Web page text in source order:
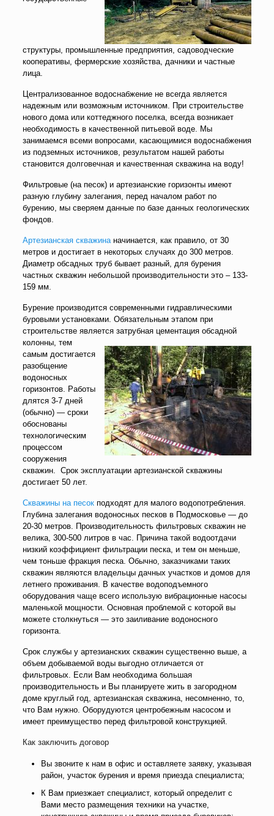
структуры, промышленные предприятия, садоводческие
кооперативы, фермерские хозяйства, дачники и частные
лица.
Централизованное водоснабжение не всегда является
надежным или возможным источником. При строительстве
нового дома или коттеджного поселка, всегда возникает
необходимость в качественной питьевой воде. Мы
занимаемся всеми вопросами, касающимися водоснабжения
из подземных источников, результатом нашей работы
становится долговечная и качественная скважина на воду!
Фильтровые (на песок) и артезианские горизонты имеют
разную глубину залегания, перед началом работ по
бурению, мы сверяем данные по базе данных геологических
фондов.
Артезианская скважинаначинается, как правило, от 30
метров и достигает в некоторых случаях до 300 метров.
Диаметр обсадных труб бывает разный, для бурения
частных скважин небольшой производительности это – 133-
159 мм.
Бурение производится современными гидравлическими
буровыми установками. Обязательным этапом при
строительстве является затрубная цементация обсадной
колонны, тем
самым достигается
разобщение
водоносных
горизонтов. Работы
длятся 3-7 дней
(обычно) — сроки
обоснованы
технологическим
процессом
сооружения
скважин. Срок эксплуатации артезианской скважины
достигает 50 лет.
Скважины на песокподходят для малого водопотребления.
Глубина залегания водоносных песков в Подмосковье — до
20-30 метров. Производительность фильтровых скважин не
велика, 300-500 литров в час. Причина такой водоотдачи
низкий коэффициент фильтрации песка, и тем он меньше,
чем тоньше фракция песка. Обычно, заказчиками таких
скважин являются владельцы дачных участков и домов для
летнего проживания. В качестве водоподъемного
оборудования чаще всего использую вибрационные насосы
маленькой мощности. Основная проблемой с которой вы
можете столкнуться — это заиливание водоносного
горизонта.
Срок службы у артезианских скважин существенно выше, а
объем добываемой воды выгодно отличается от
фильтровых. Если Вам необходима большая
производительность и Вы планируете жить в загородном
доме круглый год, артезианская скважина, несомненно, то,
что Вам нужно. Оборудуются центробежным насосом и
имеет преимущество перед фильтровой конструкцией.
Как заключить договор
Вы звоните к нам в офис и оставляете заявку, указывая
район, участок бурения и время приезда специалиста;
К Вам приезжает специалист, который определит с
Вами место размещения техники на участке,